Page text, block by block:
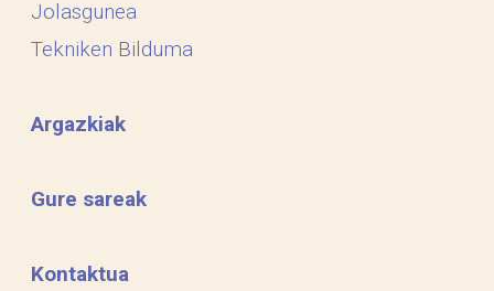
Jolasgunea
Tekniken Bilduma
Argazkiak
Gure sareak
Kontaktua